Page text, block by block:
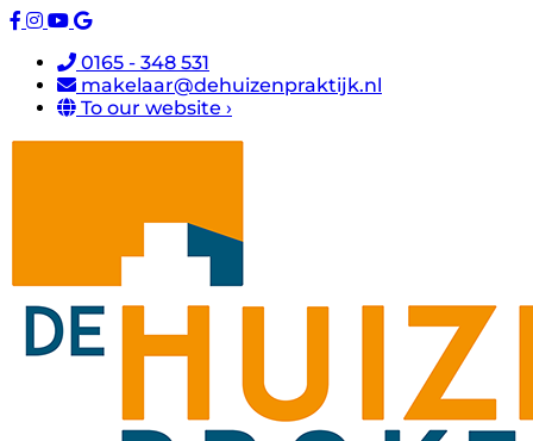
0165 - 348 531
makelaar@dehuizenpraktijk.nl
To our website ›